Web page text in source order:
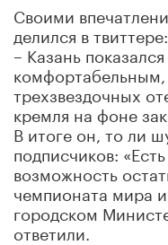
Своими
делился в
– Казань
трехзвездочных
кремля на фоне
В итоге он, то ли
подписчиков:
возможность
чемпионата мира
городском
ответили.